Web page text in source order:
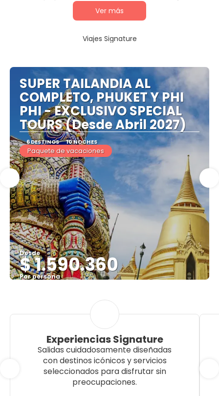
Ver más
Viajes Signature
SUPER TAILANDIA AL
COMPLETO, PHUKET Y PHI
PHI - EXCLUSIVO SPECIAL
TOURS (Desde Abril 2027)
6 DESTINOS 10 NOCHES
Paquete de vacaciones
Desde
$ 1.590.360
Por persona
Experiencias Signature
Salidas cuidadosamente diseñadas
con destinos icónicos y servicios
seleccionados para disfrutar sin
preocupaciones.